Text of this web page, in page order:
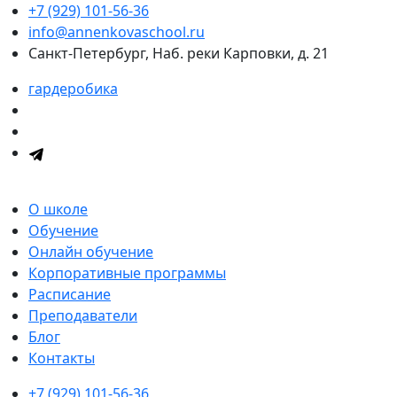
+7 (929) 101-56-36
info@annenkovaschool.ru
Санкт-Петербург, Наб. реки Карповки, д. 21
гардеробика
О школе
Обучение
Онлайн обучение
Корпоративные программы
Расписание
Преподаватели
Блог
Контакты